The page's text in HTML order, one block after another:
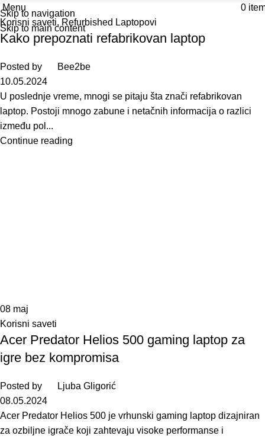
Skip to navigation
Skip to main content
Menu 0
Korisni saveti, Refurbished Laptopovi
Kako prepoznati refabrikovan laptop
Posted by
Bee2be
10.05.2024
U poslednje vreme, mnogi se pitaju šta znači refabrikovan
laptop. Postoji mnogo zabune i netačnih informacija o razlici
između pol...
Continue reading
08 maj
Korisni saveti
Acer Predator Helios 500 gaming laptop za
igre bez kompromisa
Posted by
Ljuba Gligorić
08.05.2024
Acer Predator Helios 500 je vrhunski gaming laptop dizajniran
za ozbiljne igrače koji zahtevaju visoke performanse i